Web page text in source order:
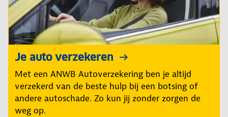
Je auto verzekeren
Met een ANWB Autoverzekering ben je altijd
verzekerd van de beste hulp bij een botsing of
andere autoschade. Zo kun jij zonder zorgen de
weg op.